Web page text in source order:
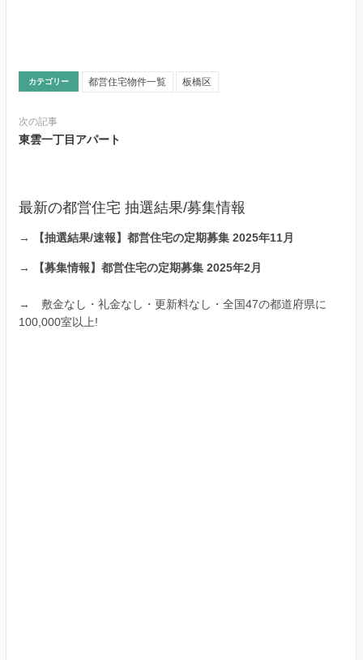
カテゴリー 都営住宅物件一覧 板橋区
次の記事
東雲一丁目アパート
最新の都営住宅 抽選結果/募集情報
→ 【抽選結果/速報】都営住宅の定期募集 2025年11月
→ 【募集情報】都営住宅の定期募集 2025年2月
→ 敷金なし・礼金なし・更新料なし・全国47の都道府県に
100,000室以上!